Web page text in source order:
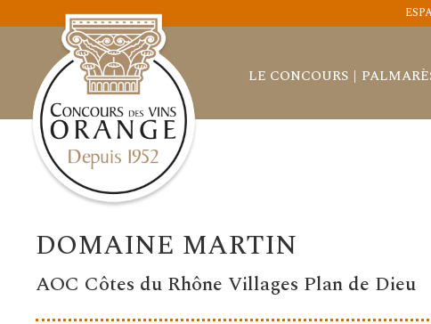
LE CONCOURS
DOMAINE MARTIN
AOC Côtes du Rhône Villages Plan de Dieu